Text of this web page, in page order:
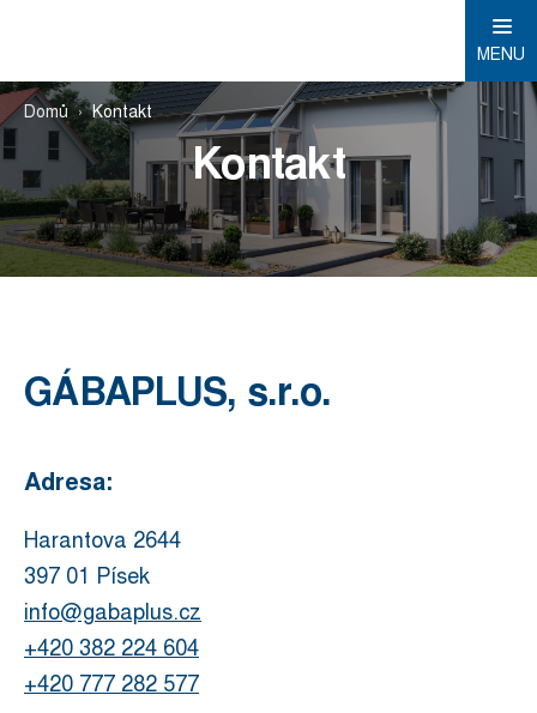
MENU
Domů Kontakt
Kontakt
GÁBAPLUS, s.r.o.
Adresa:
Harantova 2644
397 01 Písek
info@gabaplus.cz
+420 382 224 604
+420 777 282 577